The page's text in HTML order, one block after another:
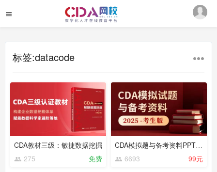
标签:datacode
CDA教材三级：敏捷数据挖掘
275
免费
CDA模拟题与备考资料PPT（2025）——考生版
6693
99元